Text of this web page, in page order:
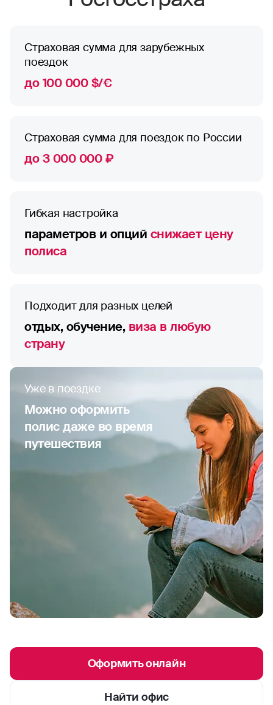
Страховая сумма для зарубежных
поездок
до 100 000 $/€
Страховая сумма для поездок по России
до 3 000 000 ₽
Гибкая настройка
параметров и опций снижает цену
полиса
Подходит для разных целей
отдых, обучение,виза в любую
страну
Уже в поездке
Можно оформить
полис даже во время
путешествия
Оформить онлайн
Найти офис